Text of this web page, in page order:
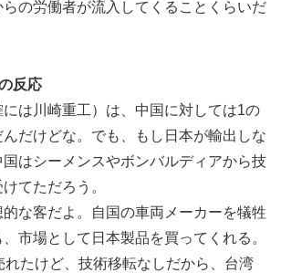
の労働者が流入してくることくらいだ
反応
には川崎重工）は、中国に対しては1の
だけどな。でも、もし日本が輸出しな
国はシーメンスやボンバルディアから技
てただろう。
的な客だよ。自国の車両メーカーを犠牲
市場として日本製品を買ってくれる。
れたけど、技術移転なしだから、台湾